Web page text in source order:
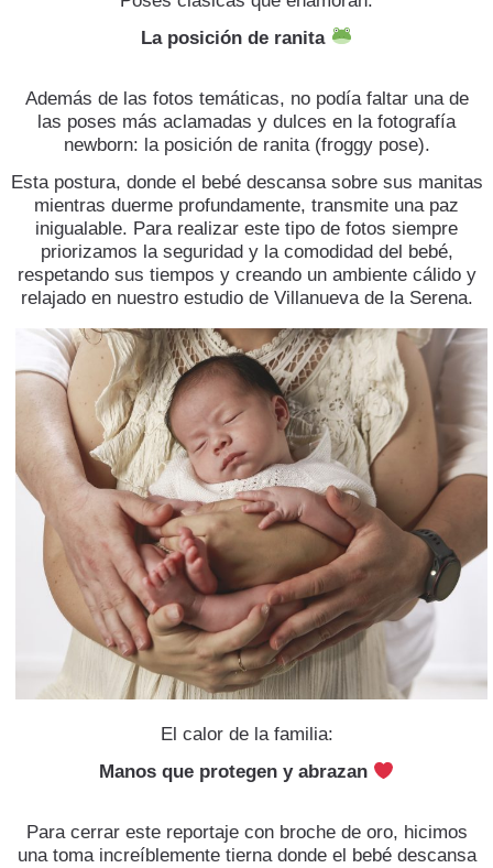
La posición de ranita
​Además de las fotos temáticas, no podía faltar una de
las poses más aclamadas y dulces en la fotografía
newborn: la posición de ranita (froggy pose).
Esta postura, donde el bebé descansa sobre sus manitas
mientras duerme profundamente, transmite una paz
inigualable. Para realizar este tipo de fotos siempre
priorizamos la seguridad y la comodidad del bebé,
respetando sus tiempos y creando un ambiente cálido y
relajado en nuestro estudio de Villanueva de la Serena.
El calor de la familia:
Manos que protegen y abrazan
​Para cerrar este reportaje con broche de oro, hicimos
una toma increíblemente tierna donde el bebé descansa